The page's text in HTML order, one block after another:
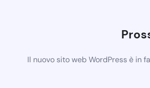
Il nuovo sito web WordPress è in